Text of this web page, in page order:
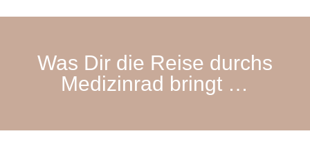
Was Dir die Reise durchs
Medizinrad bringt …